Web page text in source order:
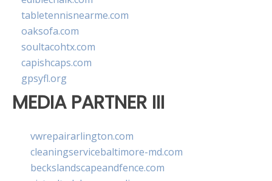
tabletennisnearme.com
oaksofa.com
soultacohtx.com
capishcaps.com
gpsyfl.org
MEDIA PARTNER III
vwrepairarlington.com
cleaningservicebaltimore-md.com
beckslandscapeandfence.com